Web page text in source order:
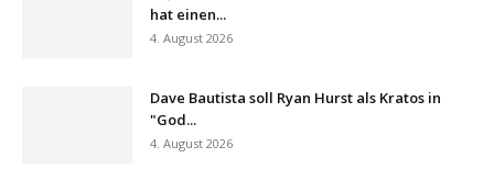
hat einen...
4. August 2026
Dave Bautista soll Ryan Hurst als Kratos in
"God...
4. August 2026